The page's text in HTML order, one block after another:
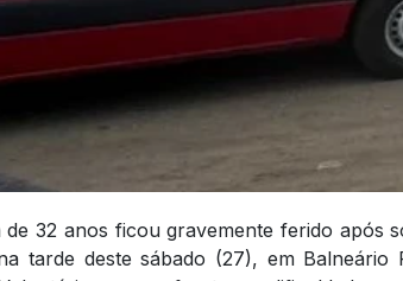
de 32 anos ficou gravemente ferido após
tarde deste sábado (27), em Balneário